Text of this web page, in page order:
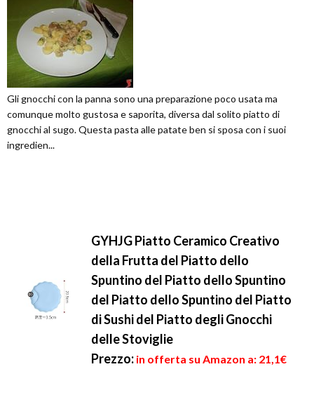
Gli gnocchi con la panna sono una preparazione poco usata ma
comunque molto gustosa e saporita, diversa dal solito piatto di
gnocchi al sugo. Questa pasta alle patate ben si sposa con i suoi
ingredien...
GYHJG Piatto Ceramico Creativo
della Frutta del Piatto dello
Spuntino del Piatto dello Spuntino
del Piatto dello Spuntino del Piatto
di Sushi del Piatto degli Gnocchi
delle Stoviglie
Prezzo: in offerta su Amazon a: 21,1€